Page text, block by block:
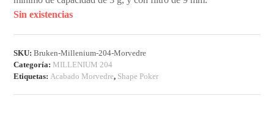
Sin existencias
SKU:Bruken-Millenium-204-Morvedre
Categoría: MILLENIUM 204
Etiquetas:Acabado Morvedre, Shape Poker